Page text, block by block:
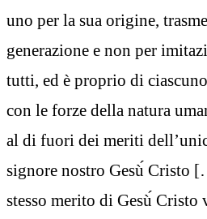
uno per la sua origine,
generazione e non per
tutti, ed è proprio di
con le forze della natura
al di fuori dei meriti
signore nostro Gesù́ Cristo
stesso merito di Gesù́ Cristo